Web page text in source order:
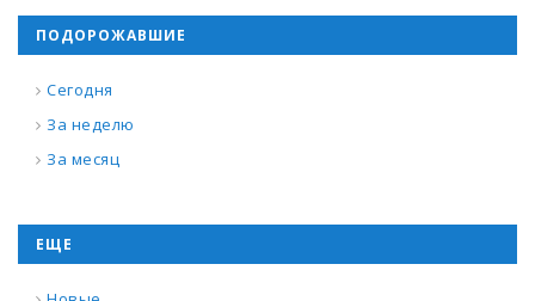
ПОДОРОЖАВШИЕ
Сегодня
За неделю
За месяц
ЕЩЕ